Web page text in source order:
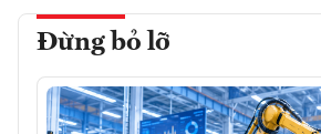
Đừng bỏ lỡ